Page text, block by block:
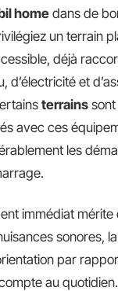
home dans de
un terrain
déjà
d’électricité et
terrains sont
avec ces
les
immédiat mérite
sonores,
par
au